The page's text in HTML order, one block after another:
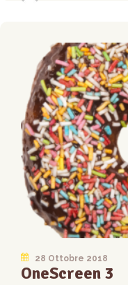
28 Ottobre 2018
OneScreen 3